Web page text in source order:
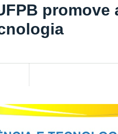
promove